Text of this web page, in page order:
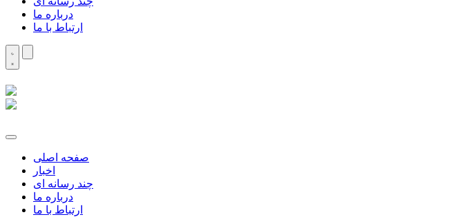
درباره ما
ارتباط با ما
صفحه اصلی
اخبار
چند رسانه ای
درباره ما
ارتباط با ما